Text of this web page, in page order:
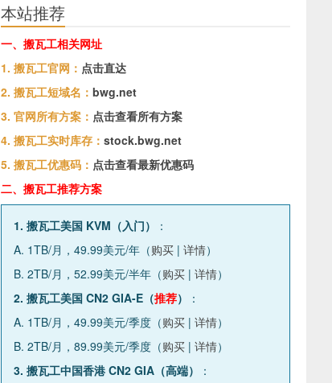
本站推荐
一、搬瓦工相关网址
1. 搬瓦工官网： 点击直达
2. 搬瓦工短域名： bwg.net
3. 官网所有方案： 点击查看所有方案
4. 搬瓦工实时库存： stock.bwg.net
5. 搬瓦工优惠码： 点击查看最新优惠码
二、搬瓦工推荐方案
1. 搬瓦工美国 KVM（入门）
：
A. 1TB/月，49.99美元/年（购买 | 详情）
B. 2TB/月，52.99美元/半年（购买 | 详情）
2. 搬瓦工美国 CN2 GIA-E（推荐）
：
A. 1TB/月，49.99美元/季度（购买 | 详情）
B. 2TB/月，89.99美元/季度（购买 | 详情）
3. 搬瓦工中国香港 CN2 GIA（高端）
：